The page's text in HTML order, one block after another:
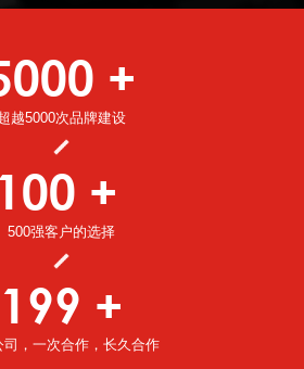
+
越5000次品牌建设
100 +
500强客户的选择
200 +
司，一次合作，长久合作